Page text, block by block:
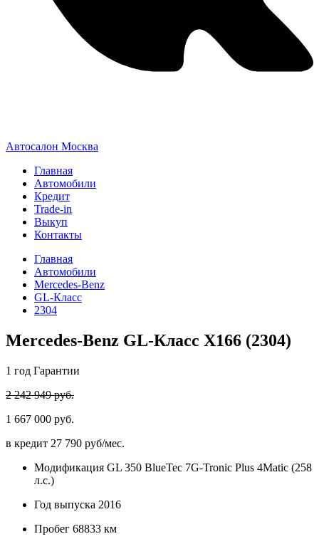
Автосалон Москва
Главная
Автомобили
Кредит
Trade-in
Выкуп
Контакты
Главная
Автомобили
Mercedes-Benz
GL-Класс
2304
Mercedes-Benz GL-Класс X166 (2304)
1 год Гарантии
2 242 949 руб.
1 667 000 руб.
в кредит 27 790 руб/мес.
Модификация GL 350 BlueTec 7G-Tronic Plus 4Matic (258
л.с.)
Год выпуска 2016
Пробег 68833 км